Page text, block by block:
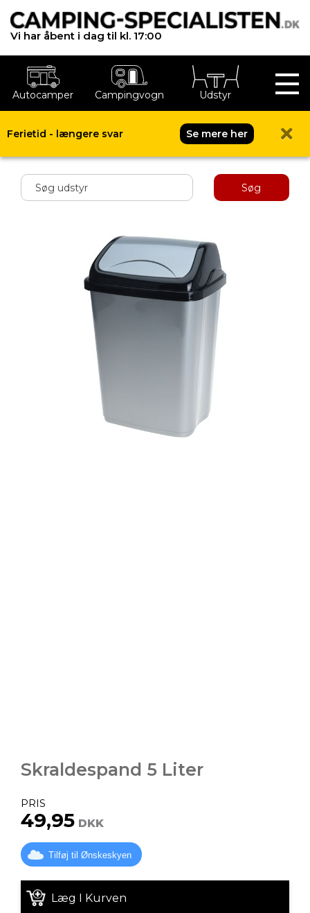
Vi har åbent i dag til kl. 17:00
Autocamper Campingvogn Udstyr
Ferietid - længere svar
Se mere her
Søg
Skraldespand 5 Liter
PRIS
49,95 DKK
Tilføj til Ønskeskyen
Læg I Kurven